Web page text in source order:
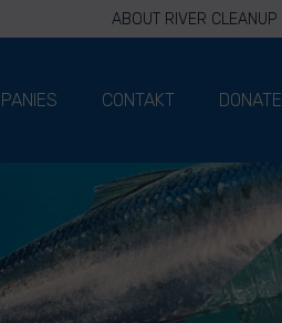
ABOUT RIVER CLEANUP
CONTAKT DONATE